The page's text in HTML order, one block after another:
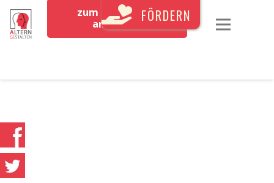
zum Newsletter
anmeldenFÖRDERN